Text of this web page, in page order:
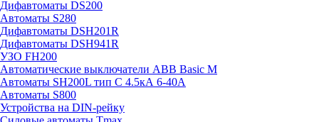
Дифавтоматы DS200
Автоматы S280
Дифавтоматы DSH201R
Дифавтоматы DSH941R
УЗО FH200
Автоматические выключатели ABB Basic M
Автоматы SH200L тип С 4.5кА 6-40А
Автоматы S800
Устройства на DIN-рейку